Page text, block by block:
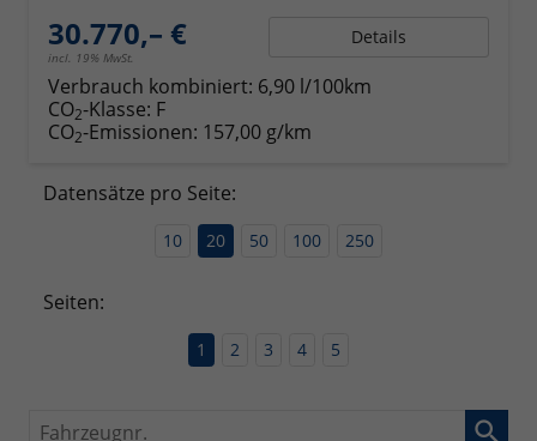
30.770,– €
incl. 19% MwSt.
Details
Verbrauch kombiniert: 6,90 l/100km
CO2-Klasse: F
CO2-Emissionen: 157,00 g/km
Datensätze pro Seite:
10 20 50 100 250
Seiten:
1 2 3 4 5
Fahrzeugnr.